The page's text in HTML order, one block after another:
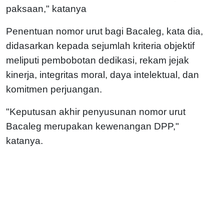
paksaan," katanya
Penentuan nomor urut bagi Bacaleg, kata dia,
didasarkan kepada sejumlah kriteria objektif
meliputi pembobotan dedikasi, rekam jejak
kinerja, integritas moral, daya intelektual, dan
komitmen perjuangan.
"Keputusan akhir penyusunan nomor urut
Bacaleg merupakan kewenangan DPP,"
katanya.